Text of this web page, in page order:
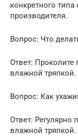
конкретного
производителя.
Вопрос: Что
Ответ: Проколите
влажной тряпкой.
Вопрос: Как
Ответ: Регулярно
влажной тряпкой.